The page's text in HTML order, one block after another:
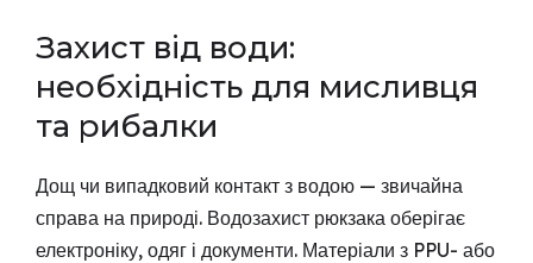
Захист від води:
необхідність для мисливця
та рибалки
Дощ чи випадковий контакт з водою — звичайна
справа на природі. Водозахист рюкзака оберігає
електроніку, одяг і документи. Матеріали з PPU- або